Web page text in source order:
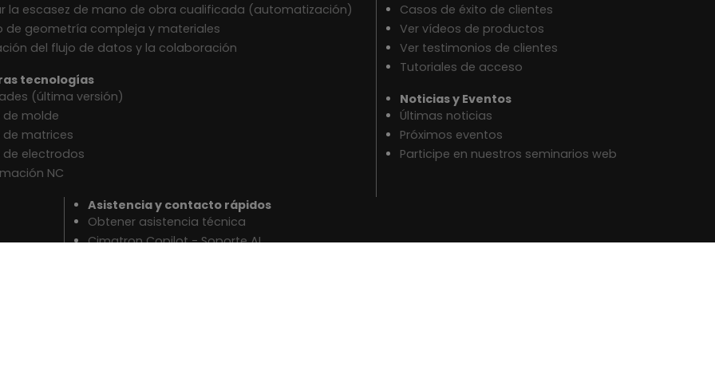
la escasez de mano de obra cualificada (automatización)
de geometría compleja y materiales
del flujo de datos y la colaboración
tecnologías
(última versión)
de molde
de matrices
de electrodos
NC
Casos de éxito de clientes
Ver vídeos de productos
Ver testimonios de clientes
Tutoriales de acceso
Noticias y Eventos
Últimas noticias
Próximos eventos
Participe en nuestros seminarios web
Asistencia y contacto rápidos
Obtener asistencia técnica
Cimatron Copilot - Soporte AI